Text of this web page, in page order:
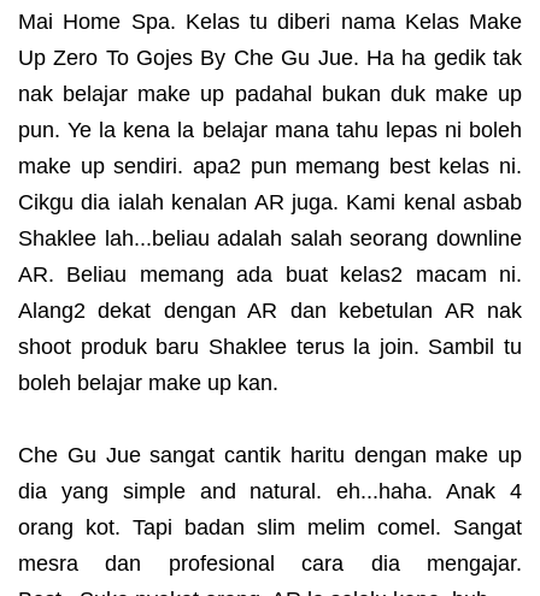
Mai Home Spa. Kelas tu diberi nama Kelas Make
Up Zero To Gojes By Che Gu Jue. Ha ha gedik tak
nak belajar make up padahal bukan duk make up
pun. Ye la kena la belajar mana tahu lepas ni boleh
make up sendiri. apa2 pun memang best kelas ni.
Cikgu dia ialah kenalan AR juga. Kami kenal asbab
Shaklee lah...beliau adalah salah seorang downline
AR. Beliau memang ada buat kelas2 macam ni.
Alang2 dekat dengan AR dan kebetulan AR nak
shoot produk baru Shaklee terus la join. Sambil tu
boleh belajar make up kan.
Che Gu Jue sangat cantik haritu dengan make up
dia yang simple and natural. eh...haha. Anak 4
orang kot. Tapi badan slim melim comel. Sangat
mesra dan profesional cara dia mengajar.